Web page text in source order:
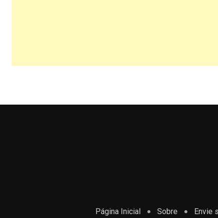
Página Inicial Sobre Envie